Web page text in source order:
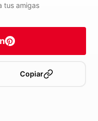
tus amigas
Copiar